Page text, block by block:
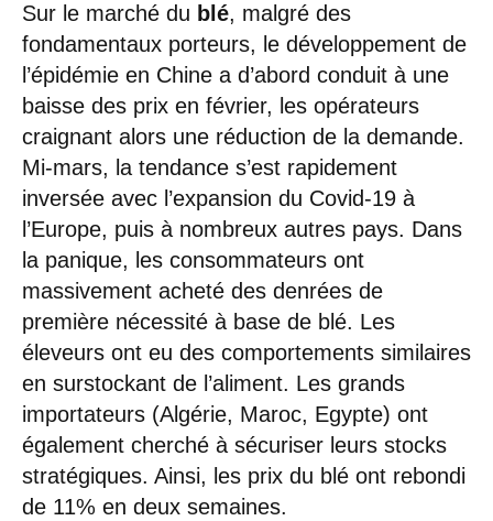
Sur le marché du blé, malgré des
fondamentaux porteurs, le développement de
l’épidémie en Chine a d’abord conduit à une
baisse des prix en février, les opérateurs
craignant alors une réduction de la demande.
Mi-mars, la tendance s’est rapidement
inversée avec l’expansion du Covid-19 à
l’Europe, puis à nombreux autres pays. Dans
la panique, les consommateurs ont
massivement acheté des denrées de
première nécessité à base de blé. Les
éleveurs ont eu des comportements similaires
en surstockant de l’aliment. Les grands
importateurs (Algérie, Maroc, Egypte) ont
également cherché à sécuriser leurs stocks
stratégiques. Ainsi, les prix du blé ont rebondi
de 11% en deux semaines.